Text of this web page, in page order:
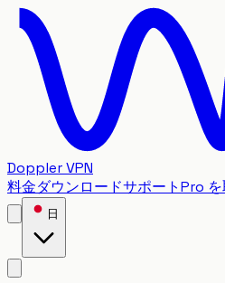
Doppler VPN
料金ダウンロードサポートPro
日